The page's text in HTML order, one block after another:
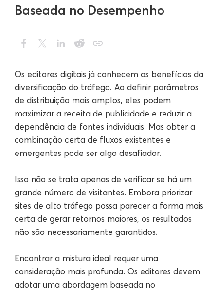
Baseada no Desempenho
Os editores digitais já conhecem os benefícios da
diversificação do tráfego. Ao definir parâmetros
de distribuição mais amplos, eles podem
maximizar a receita de publicidade e reduzir a
dependência de fontes individuais. Mas obter a
combinação certa de fluxos existentes e
emergentes pode ser algo desafiador.
Isso não se trata apenas de verificar se há um
grande número de visitantes. Embora priorizar
sites de alto tráfego possa parecer a forma mais
certa de gerar retornos maiores, os resultados
não são necessariamente garantidos.
Encontrar a mistura ideal requer uma
consideração mais profunda. Os editores devem
adotar uma abordagem baseada no